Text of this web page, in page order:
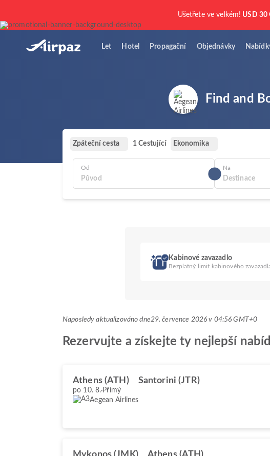
Ušetřete ve velkém! USD 30
Let Hotel Propagační Objednávky
Find and
Zpáteční cesta 1 Cestující Ekonomika
Od Na
Kabinové zavazadlo
Bezplatný limit kabinového
Naposledy aktualizováno dne29. července 2026 v 04:56 GMT+0
Rezervujte a získejte ty nejlepší
Athens (ATH) Santorini (JTR)
po 10. 8. Přímý
Aegean Airlines